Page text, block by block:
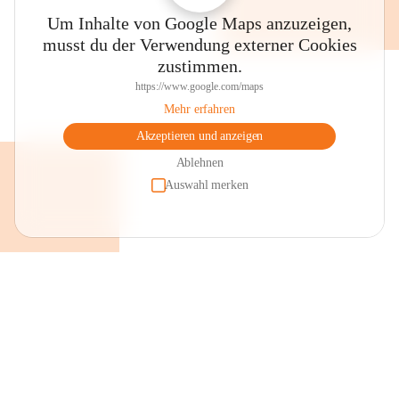
Um Inhalte von Google Maps anzuzeigen,
musst du der Verwendung externer Cookies
zustimmen.
https://www.google.com/maps
Mehr erfahren
Akzeptieren und anzeigen
Ablehnen
Auswahl merken